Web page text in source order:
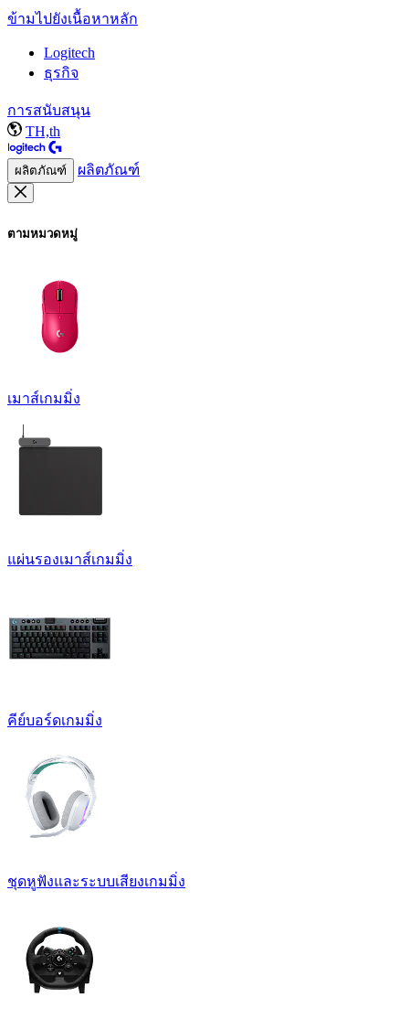
ข้ามไปยังเนื้อหาหลัก
Logitech
ธุรกิจ
การสนับสนุน
TH,th
ผลิตภัณฑ์ ผลิตภัณฑ์
ตามหมวดหมู่
เมาส์เกมมิ่ง
แผ่นรองเมาส์เกมมิ่ง
คีย์บอร์ดเกมมิ่ง
ชุดหูฟังและระบบเสียงเกมมิ่ง